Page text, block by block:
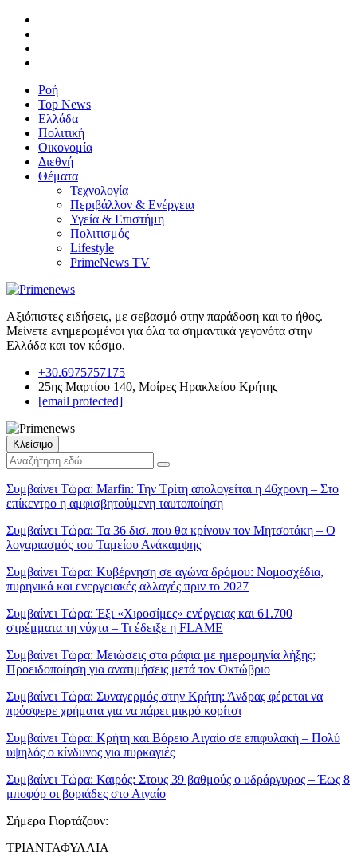
Ροή
Top News
Ελλάδα
Πολιτική
Οικονομία
Διεθνή
Θέματα
Τεχνολογία
Περιβάλλον & Ενέργεια
Υγεία & Επιστήμη
Πολιτισμός
Lifestyle
PrimeNews TV
Αξιόπιστες ειδήσεις, με σεβασμό στην παράδοση και το ήθος.
Μείνετε ενημερωμένοι για όλα τα σημαντικά γεγονότα στην
Ελλάδα και τον κόσμο.
+30.6975757175
25ης Μαρτίου 140, Μοίρες Ηρακλείου Κρήτης
[email protected]
Κλείσιμο
Συμβαίνει Τώρα: Marfin: Την Τρίτη απολογείται η 46χρονη – Στο
επίκεντρο η αμφισβητούμενη ταυτοποίηση
Συμβαίνει Τώρα: Τα 36 δισ. που θα κρίνουν τον Μητσοτάκη – Ο
λογαριασμός του Ταμείου Ανάκαμψης
Συμβαίνει Τώρα: Κυβέρνηση σε αγώνα δρόμου: Νομοσχέδια,
πυρηνικά και ενεργειακές αλλαγές πριν το 2027
Συμβαίνει Τώρα: Έξι «Χιροσίμες» ενέργειας και 61.700
στρέμματα τη νύχτα – Τι έδειξε η FLAME
Συμβαίνει Τώρα: Μειώσεις στα ράφια με ημερομηνία λήξης;
Προειδοποίηση για ανατιμήσεις μετά τον Οκτώβριο
Συμβαίνει Τώρα: Συναγερμός στην Κρήτη: Άνδρας φέρεται να
πρόσφερε χρήματα για να πάρει μικρό κορίτσι
Συμβαίνει Τώρα: Κρήτη και Βόρειο Αιγαίο σε επιφυλακή – Πολύ
υψηλός ο κίνδυνος για πυρκαγιές
Συμβαίνει Τώρα: Καιρός: Στους 39 βαθμούς ο υδράργυρος – Έως 8
μποφόρ οι βοριάδες στο Αιγαίο
Σήμερα Γιορτάζουν:
ΤΡΙΑΝΤΑΦΥΛΛΙΑ